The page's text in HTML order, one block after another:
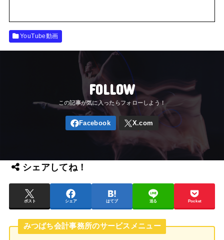
YouTube動画
FOLLOW
シェアしてね！
ポスト シェア はてブ 送る Pocket
みつばち会計事務所のサービスメニュー